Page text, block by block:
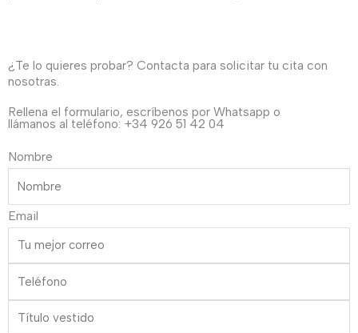
¿Te lo quieres probar? Contacta para solicitar tu cita con
nosotras.
Rellena el formulario, escríbenos por Whatsapp o
llámanos al teléfono: +34 926 51 42 04
Nombre
Email